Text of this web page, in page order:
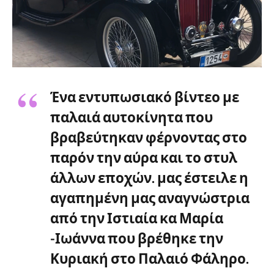
Ένα εντυπωσιακό βίντεο με
παλαιά αυτοκίνητα που
βραβεύτηκαν φέρνοντας στο
παρόν την αύρα και το στυλ
άλλων εποχών. μας έστειλε η
αγαπημένη μας αναγνώστρια
από την Ιστιαία κα Μαρία
-Ιωάννα που βρέθηκε την
Κυριακή στο Παλαιό Φάληρο.